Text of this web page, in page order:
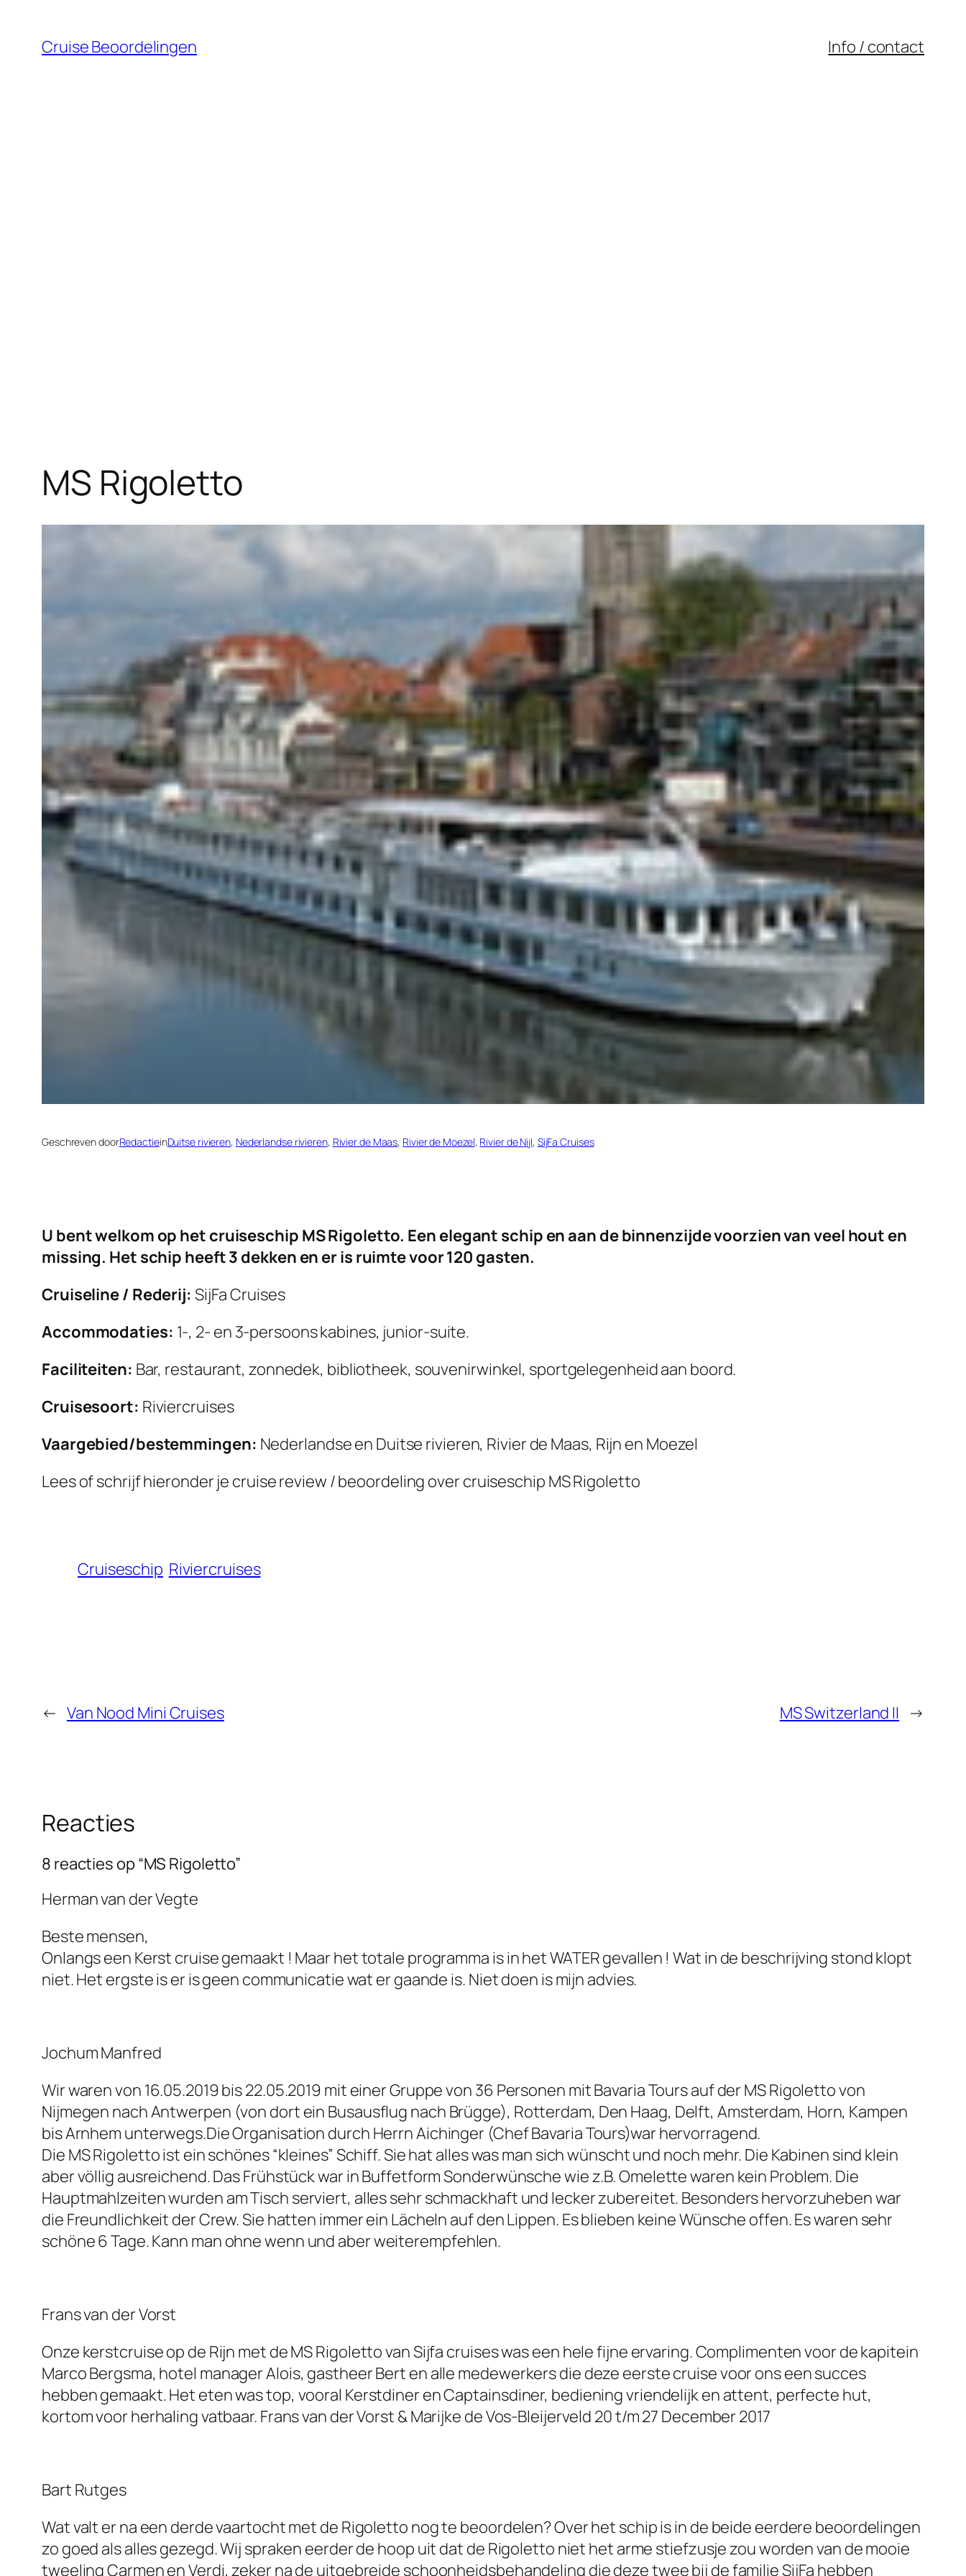
Cruise Beoordelingen Info / contact
MS Rigoletto
Geschreven doorRedactieinDuitse rivieren, Nederlandse rivieren, Rivier de Maas, Rivier de Moezel, Rivier de Nijl, SijFa Cruises
U bent welkom op het cruiseschip MS Rigoletto. Een elegant schip en aan de binnenzijde voorzien van veel hout en
missing. Het schip heeft 3 dekken en er is ruimte voor 120 gasten.
Cruiseline / Rederij: SijFa Cruises
Accommodaties: 1-, 2- en 3-persoons kabines, junior-suite.
Faciliteiten: Bar, restaurant, zonnedek, bibliotheek, souvenirwinkel, sportgelegenheid aan boord.
Cruisesoort: Riviercruises
Vaargebied/bestemmingen: Nederlandse en Duitse rivieren, Rivier de Maas, Rijn en Moezel
Lees of schrijf hieronder je cruise review / beoordeling over cruiseschip MS Rigoletto
Cruiseschip Riviercruises
← Van Nood Mini Cruises MS Switzerland II →
Reacties
8 reacties op “MS Rigoletto”
Herman van der Vegte
Beste mensen,
Onlangs een Kerst cruise gemaakt ! Maar het totale programma is in het WATER gevallen ! Wat in de beschrijving stond klopt
niet. Het ergste is er is geen communicatie wat er gaande is. Niet doen is mijn advies.
Jochum Manfred
Wir waren von 16.05.2019 bis 22.05.2019 mit einer Gruppe von 36 Personen mit Bavaria Tours auf der MS Rigoletto von
Nijmegen nach Antwerpen (von dort ein Busausflug nach Brügge), Rotterdam, Den Haag, Delft, Amsterdam, Horn, Kampen
bis Arnhem unterwegs.Die Organisation durch Herrn Aichinger (Chef Bavaria Tours)war hervorragend.
Die MS Rigoletto ist ein schönes “kleines” Schiff. Sie hat alles was man sich wünscht und noch mehr. Die Kabinen sind klein
aber völlig ausreichend. Das Frühstück war in Buffetform Sonderwünsche wie z.B. Omelette waren kein Problem. Die
Hauptmahlzeiten wurden am Tisch serviert, alles sehr schmackhaft und lecker zubereitet. Besonders hervorzuheben war
die Freundlichkeit der Crew. Sie hatten immer ein Lächeln auf den Lippen. Es blieben keine Wünsche offen. Es waren sehr
schöne 6 Tage. Kann man ohne wenn und aber weiterempfehlen.
Frans van der Vorst
Onze kerstcruise op de Rijn met de MS Rigoletto van Sijfa cruises was een hele fijne ervaring. Complimenten voor de kapitein
Marco Bergsma, hotel manager Alois, gastheer Bert en alle medewerkers die deze eerste cruise voor ons een succes
hebben gemaakt. Het eten was top, vooral Kerstdiner en Captainsdiner, bediening vriendelijk en attent, perfecte hut,
kortom voor herhaling vatbaar. Frans van der Vorst & Marijke de Vos-Bleijerveld 20 t/m 27 December 2017
Bart Rutges
Wat valt er na een derde vaartocht met de Rigoletto nog te beoordelen? Over het schip is in de beide eerdere beoordelingen
zo goed als alles gezegd. Wij spraken eerder de hoop uit dat de Rigoletto niet het arme stiefzusje zou worden van de mooie
tweeling Carmen en Verdi, zeker na de uitgebreide schoonheidsbehandeling die deze twee bij de familie SijFa hebben